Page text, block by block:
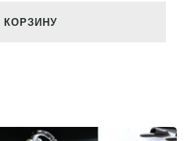
КОРЗИНУ